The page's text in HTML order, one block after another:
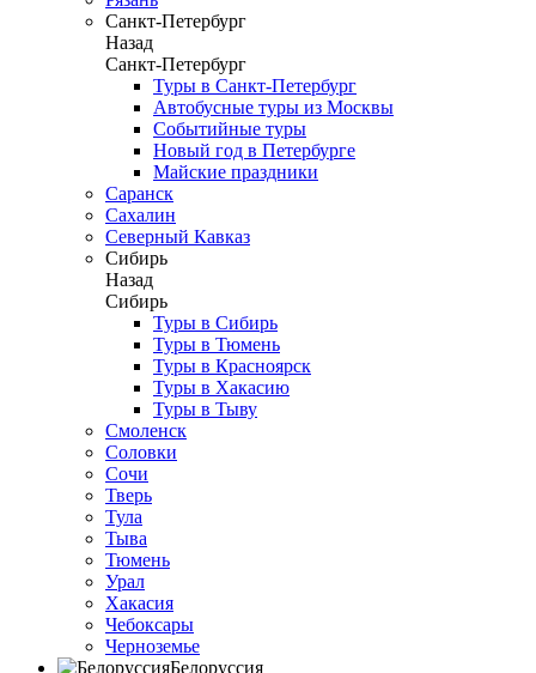
Санкт-Петербург
Назад
Санкт-Петербург
Туры в Санкт-Петербург
Автобусные туры из Москвы
Событийные туры
Новый год в Петербурге
Майские праздники
Саранск
Сахалин
Северный Кавказ
Сибирь
Назад
Сибирь
Туры в Сибирь
Туры в Тюмень
Туры в Красноярск
Туры в Хакасию
Туры в Тыву
Смоленск
Соловки
Сочи
Тверь
Тула
Тыва
Тюмень
Урал
Хакасия
Чебоксары
Черноземье
Белоруссия